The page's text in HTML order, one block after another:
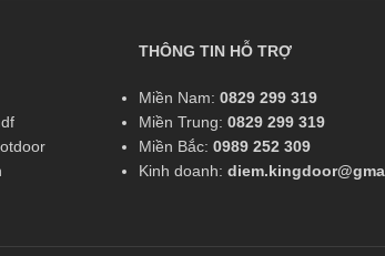
THÔNG TIN HỖ TRỢ
Miền Nam: 0829 299 319
Miền Trung: 0829 299 319
Miền Bắc: 0989 252 309
Kinh doanh: